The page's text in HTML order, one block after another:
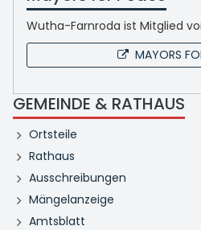
Wutha-Farnroda ist Mitglied
MAYORS
GEMEINDE & RATHAUS
Ortsteile
Rathaus
Ausschreibungen
Mängelanzeige
Amtsblatt